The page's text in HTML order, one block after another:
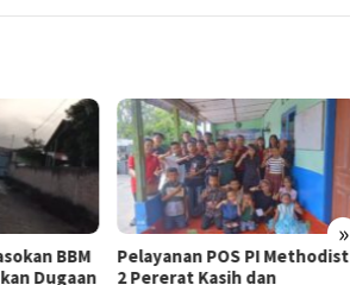
»
BBM
Dugaan
Pelayanan POS PI Methodist
2 Pererat Kasih dan